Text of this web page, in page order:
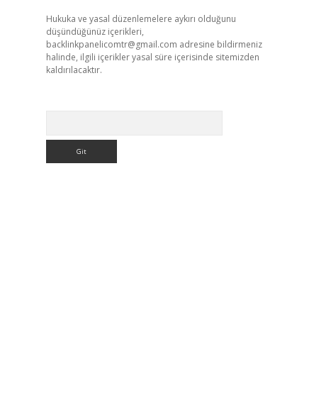
Hukuka ve yasal düzenlemelere aykırı olduğunu
düşündüğünüz içerikleri,
backlinkpanelicomtr@gmail.com adresine bildirmeniz
halinde, ilgili içerikler yasal süre içerisinde sitemizden
kaldırılacaktır.